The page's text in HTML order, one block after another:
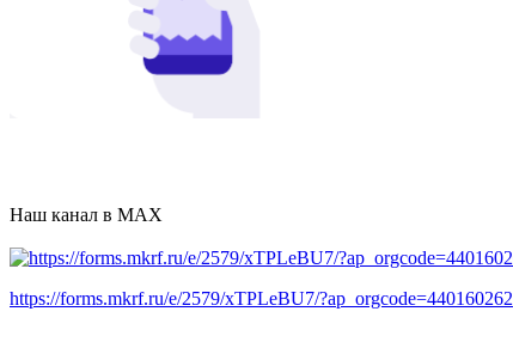
Наш канал в MAX
https://forms.mkrf.ru/e/2579/xTPLeBU7/?ap_orgcode=440160262